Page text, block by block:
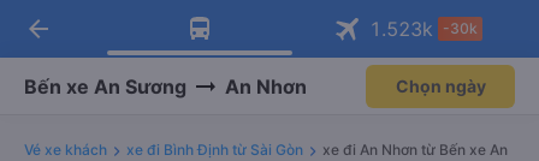
Tải app Vexere ngay!
Nhận ưu đãi thành viên độc
Mở app
Tải app Vexere
-30k/ghế khi đặt vé máy bay qua
Mở app
arrow_back 1.523k -30k
Bến xe An Sương An Nhơn Chọn ngày
Vé xe khách xe đi Bình Định từ Sài Gòn
xe đi An Nhơn từ Bến xe An